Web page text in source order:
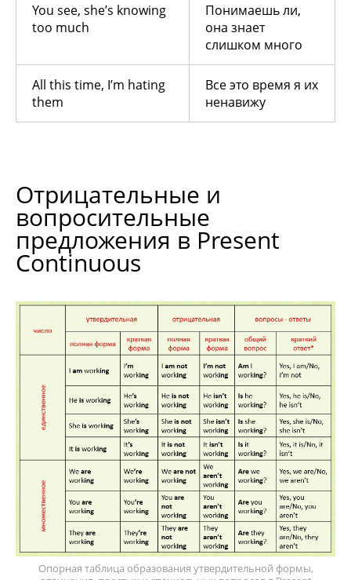
You see, she’s knowing
too much
Понимаешь ли,
она знает
слишком много
All this time, I’m hating
them
Все это время я их
ненавижу
Отрицательные и
вопросительные
предложения в Present
Continuous
Опорная таблица образования утвердительной формы,